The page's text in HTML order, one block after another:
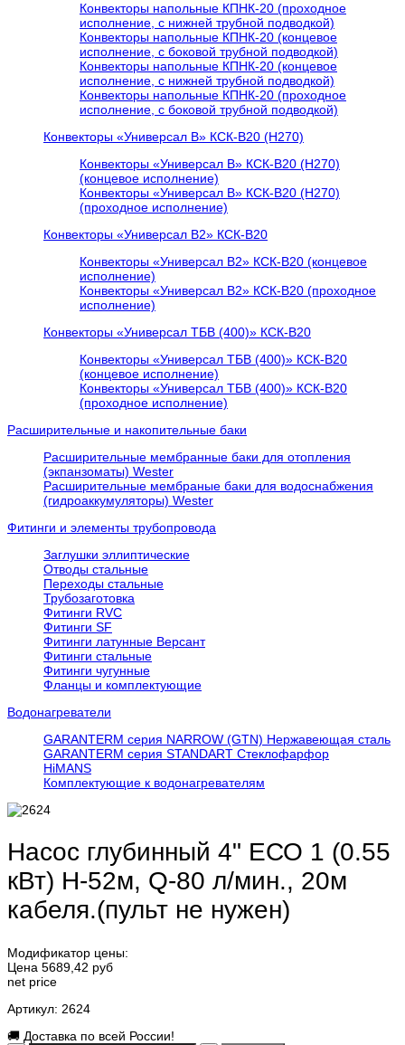
Конвекторы напольные КПНК-20 (проходное
исполнение, с нижней трубной подводкой)
Конвекторы напольные КПНК-20 (концевое
исполнение, с боковой трубной подводкой)
Конвекторы напольные КПНК-20 (концевое
исполнение, с нижней трубной подводкой)
Конвекторы напольные КПНК-20 (проходное
исполнение, с боковой трубной подводкой)
Конвекторы «Универсал В» КСК-В20 (H270)
Конвекторы «Универсал В» КСК-В20 (H270)
(концевое исполнение)
Конвекторы «Универсал В» КСК-В20 (H270)
(проходное исполнение)
Конвекторы «Универсал В2» КСК-В20
Конвекторы «Универсал В2» КСК-В20 (концевое
исполнение)
Конвекторы «Универсал В2» КСК-В20 (проходное
исполнение)
Конвекторы «Универсал ТБВ (400)» КСК-В20
Конвекторы «Универсал ТБВ (400)» КСК-В20
(концевое исполнение)
Конвекторы «Универсал ТБВ (400)» КСК-В20
(проходное исполнение)
Расширительные и накопительные баки
Расширительные мембранные баки для отопления
(экпанзоматы) Wester
Расширительные мембраные баки для водоснабжения
(гидроаккумуляторы) Wester
Фитинги и элементы трубопровода
Заглушки эллиптические
Отводы стальные
Переходы стальные
Трубозаготовка
Фитинги RVC
Фитинги SF
Фитинги латунные Версант
Фитинги стальные
Фитинги чугунные
Фланцы и комплектующие
Водонагреватели
GARANTERM серия NARROW (GTN) Нержавеющая сталь
GARANTERM серия STANDART Стеклофарфор
HiMANS
Комплектующие к водонагревателям
Насос глубинный 4" ЕСО 1 (0.55
кВт) Н-52м, Q-80 л/мин., 20м
кабеля.(пульт не нужен)
Модификатор цены:
Цена 5689,42 руб
net price
Артикул: 2624
🚚 Доставка по всей России!